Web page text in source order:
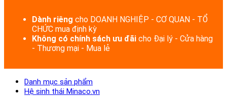
Dành riêng cho DOANH NGHIỆP - CƠ QUAN - TỔ
CHỨC mua định kỳ
Không có chính sách ưu đãi cho Đại lý - Cửa hàng
- Thương mại - Mua lẻ
Danh mục sản phẩm
Hệ sinh thái Minaco.vn